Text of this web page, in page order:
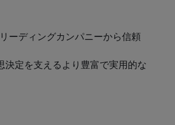
ーディングカンパニーから信頼
定を支えるより豊富で実用的な